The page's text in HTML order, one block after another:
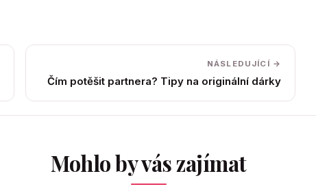
NÁSLEDUJÍCÍ →
Čím potěšit partnera? Tipy na originální dárky
Mohlo by vás zajímat